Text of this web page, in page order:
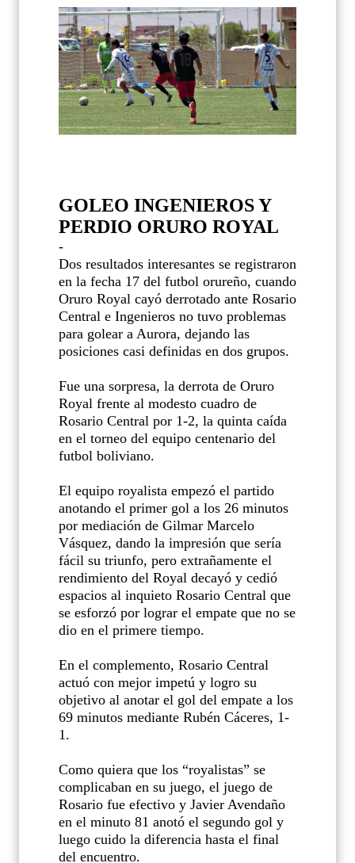
GOLEO INGENIEROS Y
PERDIO ORURO ROYAL
-
Dos resultados interesantes se registraron
en la fecha 17 del futbol orureño, cuando
Oruro Royal cayó derrotado ante Rosario
Central e Ingenieros no tuvo problemas
para golear a Aurora, dejando las
posiciones casi definidas en dos grupos.
Fue una sorpresa, la derrota de Oruro
Royal frente al modesto cuadro de
Rosario Central por 1-2, la quinta caída
en el torneo del equipo centenario del
futbol boliviano.
El equipo royalista empezó el partido
anotando el primer gol a los 26 minutos
por mediación de Gilmar Marcelo
Vásquez, dando la impresión que sería
fácil su triunfo, pero extrañamente el
rendimiento del Royal decayó y cedió
espacios al inquieto Rosario Central que
se esforzó por lograr el empate que no se
dio en el primere tiempo.
En el complemento, Rosario Central
actuó con mejor impetú y logro su
objetivo al anotar el gol del empate a los
69 minutos mediante Rubén Cáceres, 1-
1.
Como quiera que los “royalistas” se
complicaban en su juego, el juego de
Rosario fue efectivo y Javier Avendaño
en el minuto 81 anotó el segundo gol y
luego cuido la diferencia hasta el final
del encuentro.